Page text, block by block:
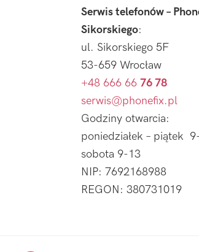
Serwis telefonów –
Sikorskiego:
ul. Sikorskiego 5F
53-659 Wrocław
+48 666 66 76 78
serwis@phonefix.pl
Godziny otwarcia:
poniedziałek – piątek
sobota 9-13
NIP: 7692168988
REGON: 380731019